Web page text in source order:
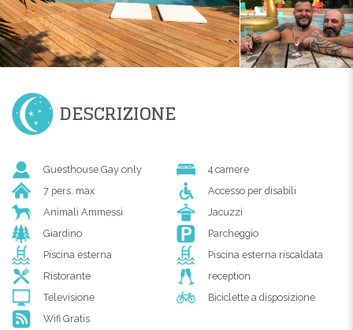
DESCRIZIONE
Guesthouse Gay only
4 camere
7 pers. max
Accesso per disabili
Animali Ammessi
Jacuzzi
Giardino
Parcheggio
Piscina esterna
Piscina esterna riscaldata
Ristorante
reception
Televisione
Biciclette a disposizione
Wifi Gratis